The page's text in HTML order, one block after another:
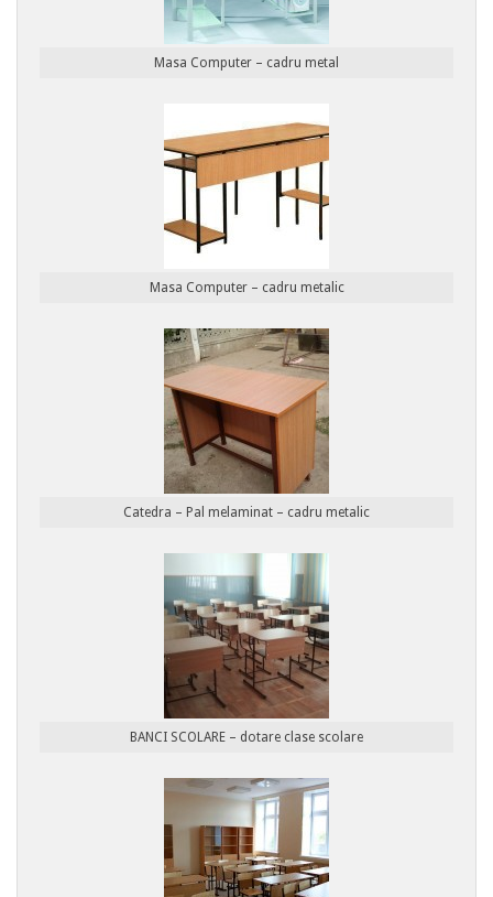
Masa Computer – cadru metal
Masa Computer – cadru metalic
Catedra – Pal melaminat – cadru metalic
BANCI SCOLARE – dotare clase scolare